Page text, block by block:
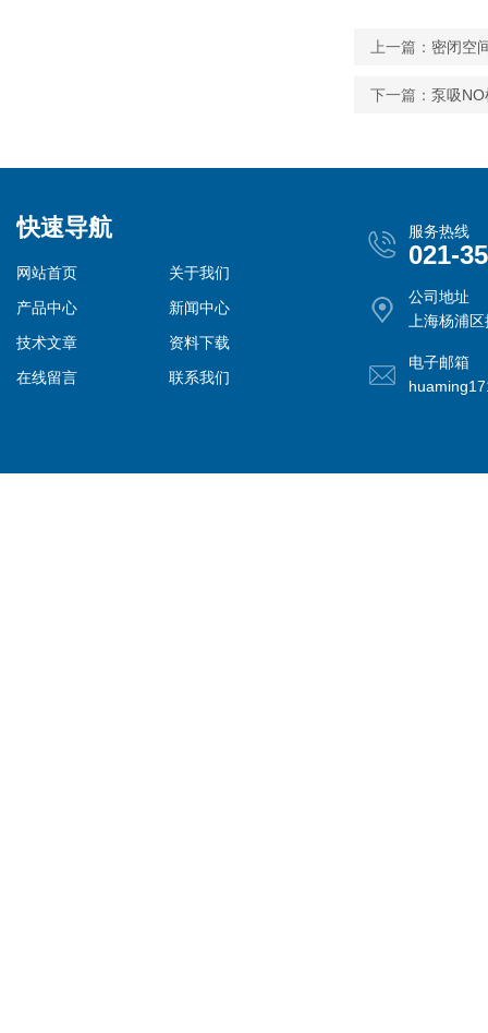
上一篇： 密闭空
下一篇： 泵吸
快速导航
网站首页
关于我们
产品中心
新闻中心
技术文章
资料下载
在线留言
联系我们
服务热线
021-
公司地址
上海杨浦
电子邮箱